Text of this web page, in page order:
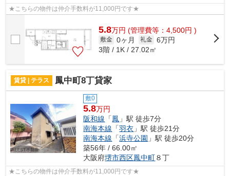
★こちらの物件は仲介手数料が11,000円です★
5.8万円 (管理費等：4,500円 )
敷金 0ヶ月 礼金 6万円
3階 / 1K / 27.02㎡
賃貸 | テラス 鳳中町8丁貸家
敷0
5.8万円
阪和線 「鳳 」駅 徒歩7分
南海本線 「羽衣 」駅 徒歩21分
南海本線 「浜寺公園 」駅 徒歩20分
築56年 / 66.00㎡
大阪府堺市西区鳳中町８丁
★こちらの物件は仲介手数料が11,000円です★